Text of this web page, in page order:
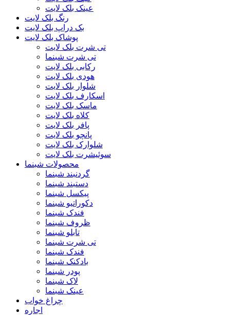
عینک بلک لایت
رنگ بلک لایت
بک دراپ بلک لایت
پوشاک بلک لایت
تی شرت بلک لایت
تی شرت شبنما
رکابی بلک لایت
هودی بلک لایت
شلوار بلک لایت
اسکارف بلک لایت
ماسک بلک لایت
کلاه بلک لایت
پافر بلک لایت
پانچو بلک لایت
شلوارک بلک لایت
سوئیشرت بلک لایت
محصولات شبنما
گردنبند شبنما
دستبند شبنما
پیکسل شبنما
دکوراتیو شبنما
فندک شبنما
ظروف شبنما
تابلو شبنما
تی شرت شبنما
فندک شبنما
بادکنک شبنما
پودر شبنما
لاک شبنما
عینک شبنما
چراغ خواب
اجاره